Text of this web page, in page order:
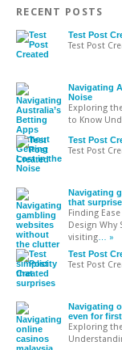
RECENT POSTS
Test Post
Test Post
Navigating
Noise
Exploring
to Know
Test Post
Test Post
Navigating
that
Finding
Design Why
visiting … »
Test Post
Test Post
Navigating
even for
Exploring